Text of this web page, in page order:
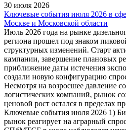
30 июля 2026
Ключевые события июля 2026 в
Москве и Московской области
Июль 2026 года на рынке
региона прошел под знаком
структурных изменений. Старт
кампании, завершение плановых
приближение даты истечения
создали новую конфигурацию
Несмотря на возросшее давление
логистических компаний, рынок
ценовой рост остался в пределах
Ключевые события июля 2026 1)
рынок реагирует на аграрный